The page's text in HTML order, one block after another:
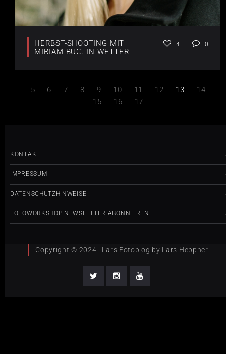
HERBST-SHOOTING MIT
MIRIAM BUC. IN WETTER
4 0
5 6 7 8 9 10 11 12 13
14
15
16 17
KONTAKT
IMPRESSUM
DATENSCHUTZHINWEISE
FOTOWORKSHOP NEWSLETTER ABONNIEREN
Copyright © 2024 | Lars Fotoblog by Lars Heppner